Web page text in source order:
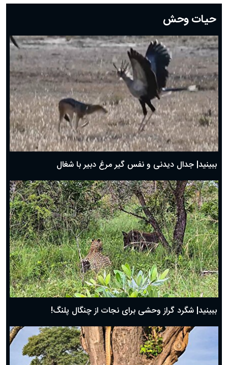
دعای روز بیستم ماه رمضان؛ ۱۹ اسفند ۱۴۰۴
دعای روز هشتم ماه مبارک رمضان؛ ۷ اسفند ماه ۱۴۰۴
دعای روز هفتم ماه رمضان؛ ۶ اسفند ۱۴۰۴
دعای روز ششم ماه رمضان؛ ۵ اسفند ۱۴۰۴
دعای روز پنجم ماه رمضان؛ ۴ اسفند ۱۴۰۴
دعای روز چهارم ماه مبارک رمضان؛ ۳ اسفند ۱۴۰۴
دعای روز سوم ماه مبارک رمضان؛ ۱۴ اسفند ۱۴۰۴
دعای روز دوم ماه مبارک رمضان ۱ اسفند ماه ۱۴۰۴
دعای روز اول ماه مبارک رمضان، ۳۰ بهمن ۱۴۰۴
حضرت زینب(س) چگونه از دنیا رفت؟
بهترین پیامک تبریک روز پدر ۱۴۰۴؛ جملات زیبا و صمیمانه
حیات وحش
ببینید| جدال دیدنی و نفس گیر مرغ دبیر با شغال
ببینید| شگرد گراز وحشی برای نجات از چنگال پلنگ!